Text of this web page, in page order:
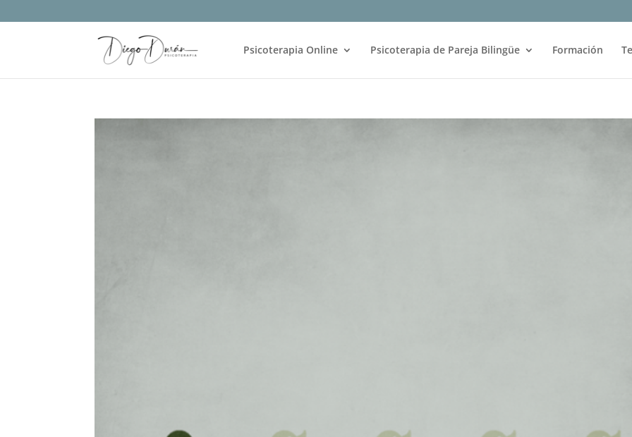
Psicoterapia Online Psicoterapia de Pareja Bilingüe Formación